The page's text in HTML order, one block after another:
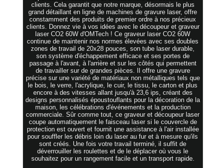
clients. Cela garantit que notre marque, désormais le plus
grand détaillant en ligne de machines de gravure laser, offre
constamment des produits de premier ordre à nos précieux
clients. Donnez vie à vos idées avec le découpeur et graveur
laser CO2 60W d'OMTech ! Ce graveur laser CO2 60W
continue de maintenir nos normes élevées avec ses doubles
zones de travail de 20x28 pouces, son tube laser durable,
son système d'échappement efficace et ses portes de
passage à l'avant, à l'arrière et sur les côtés qui permettent
de travailler sur de grandes pièces. Il offre une gravure
précise sur une variété de matériaux non métalliques tels que
le bois, le verre, l'acrylique, le cuir, le tissu, le carton et plus
encore à des vitesses allant jusqu'à 23,6 ips, créant des
designs personnalisés époustouflants pour la décoration de la
maison, les célébrations d'événements et la production
commerciale. Sûr comme tout, ce graveur et découpeur laser
coupe automatiquement le faisceau laser si le couvercle de
protection est ouvert et fournit une assistance à l'air installée
pour souffler les débris loin du laser au fur et à mesure qu'ils
sont créés. Une fois votre travail terminé, il suffit de
déverrouiller les roulettes et de le déplacer où vous le
souhaitez pour un rangement facile et un transport rapide.